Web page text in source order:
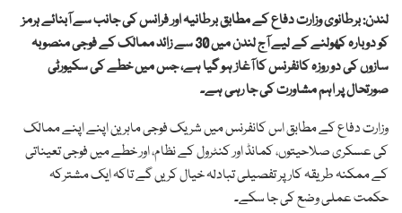
لندن:برطانوی وزارت دفاعکے مطابق برطانیہ اور فرانس کی جانب سے آبنائے ہرمز
کو دوبارہ کھولنے کے لیے آج لندن میں 30 سے زائد ممالک کے فوجی منصوبہ
سازوں کی دو روزہ کانفرنس کا آغاز ہو گیا ہے، جس میں خطے کی سکیورٹی
صورتحال پر اہم مشاورت کی جا رہی ہے۔
وزارت دفاع کے مطابق اس کانفرنس میں شریک فوجی ماہرین اپنے اپنے ممالک
کی عسکری صلاحیتوں، کمانڈ اور کنٹرول کے نظام، اور خطے میں فوجی تعیناتی
کے ممکنہ طریقہ کار پر تفصیلی تبادلہ خیال کریں گے تاکہ ایک مشترکہ
حکمت عملی وضع کی جا سکے۔